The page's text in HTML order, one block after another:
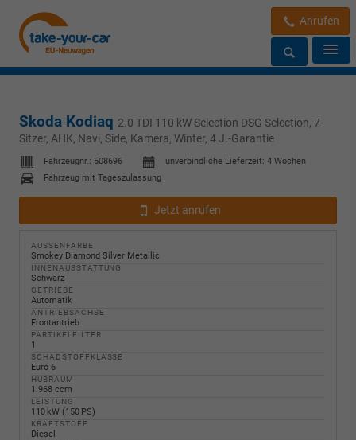
Anrufen
Skoda Kodiaq 2.0 TDI 110 kW Selection DSG Selection, 7-
Sitzer, AHK, Navi, Side, Kamera, Winter, 4 J.-Garantie
Fahrzeugnr.: 508696 unverbindliche Lieferzeit: 4 Wochen
Fahrzeug mit Tageszulassung
Jetzt anrufen
AUSSENFARBE
Smokey Diamond Silver Metallic
INNENAUSSTATTUNG
Schwarz
GETRIEBE
Automatik
ANTRIEBSACHSE
Frontantrieb
PARTIKELFILTER
1
SCHADSTOFFKLASSE
Euro 6
HUBRAUM
1.968 ccm
LEISTUNG
110 kW (150 PS)
KRAFTSTOFF
Diesel